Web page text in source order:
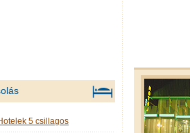
5 csillagos